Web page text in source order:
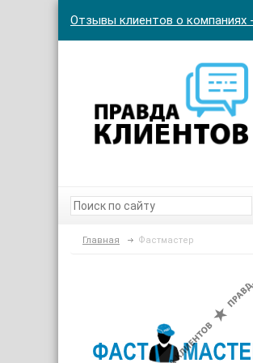
Отзывы клиентов о
Главная Фастмастер